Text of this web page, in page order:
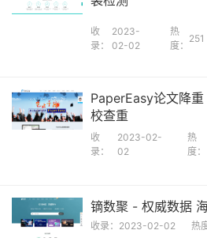
收
录：
2023-
02-02
热
度：
251
PaperEasy论文降
校查重
收
录：
2023-02-
02
热
度：
镝数聚 - 权威数据
收录： 2023-02-02 热